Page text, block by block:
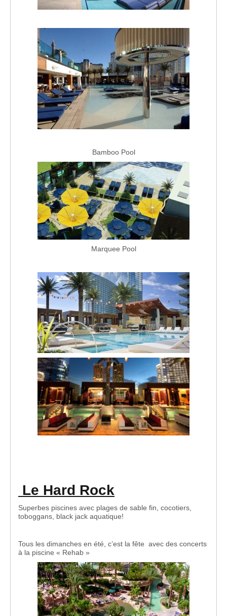
Bamboo Pool
Marquee Pool
Le Hard Rock
Superbes piscines avec plages de sable fin, cocotiers,
toboggans, black jack aquatique!
Tous les dimanches en été, c’est la fête avec des concerts
à la piscine « Rehab »